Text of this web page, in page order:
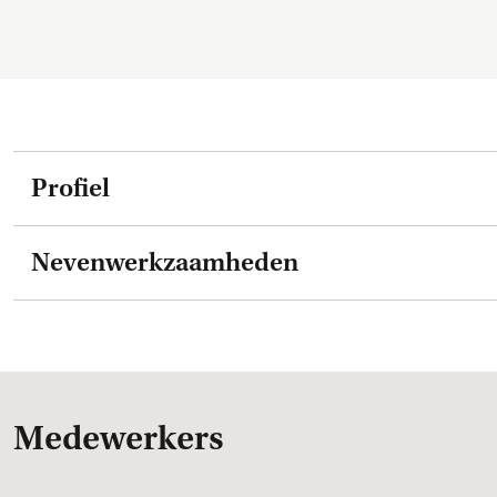
Profiel
Nevenwerkzaamheden
Medewerkers